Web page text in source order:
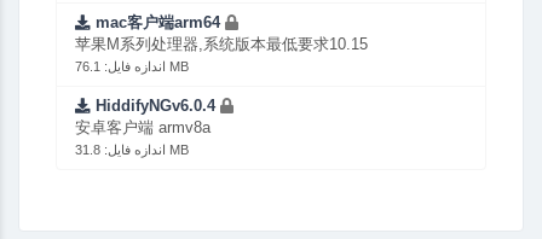
mac客户端arm64
苹果M系列处理器,系统版本最低要求10.15
اندازه فایل: 76.1 MB
HiddifyNGv6.0.4
安卓客户端 armv8a
اندازه فایل: 31.8 MB